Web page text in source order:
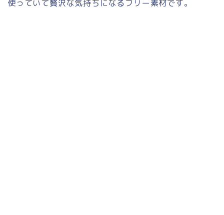
使っていて贅沢な気持ちになるフリー素材です。